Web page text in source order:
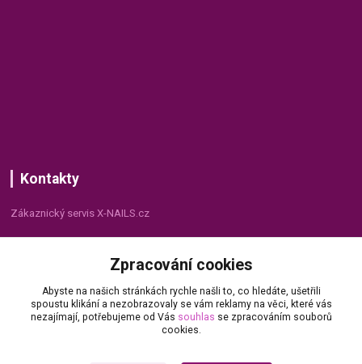
Kontakty
Zákaznický servis X-NAILS.cz
+420 735 055 075
info@x-nails.cz
Zpracování cookies
Abyste na našich stránkách rychle našli to, co hledáte, ušetřili
spoustu klikání a nezobrazovaly se vám reklamy na věci, které vás
nezajímají, potřebujeme od Vás souhlas se zpracováním souborů
cookies.